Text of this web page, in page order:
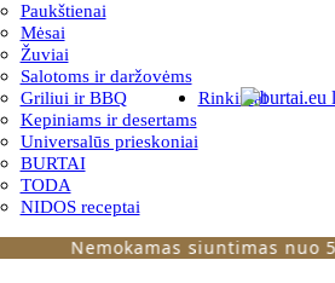
Paukštienai
Mėsai
Žuviai
Salotoms ir daržovėms
Griliui ir BBQ
Kepiniams ir desertams
Universalūs prieskoniai
BURTAI
TODA
NIDOS receptai
Rinkiniai
Nemokamas siuntimas nuo 50 eur